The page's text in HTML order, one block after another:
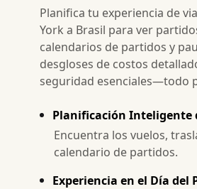
Planifica tu experiencia de
York a Brasil para ver
calendarios de partidos y
desgloses de costos
seguridad esenciales—todo
Planificación Inteligente
Encuentra los vuelos,
calendario de partidos.
Experiencia en el Día del